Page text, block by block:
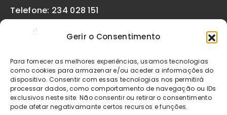
Gerir o Consentimento
Para fornecer as melhores experiências, usamos tecnologias
como cookies para armazenar e/ou aceder a informações do
dispositivo. Consentir com essas tecnologias nos permitirá
processar dados, como comportamento de navegação ou IDs
exclusivos neste site. Não consentir ou retirar o consentimento
pode afetar negativamante certos recursos e funções.
Telefone: 234 028 151
geral@etiquetas-online.pt
Os preços indicados incluem IVA à taxa legal em vigor. Todos
os artigos apresentados no site encontram-se sujeitos à
disponibilidade de stock após confirmação da encomenda. As